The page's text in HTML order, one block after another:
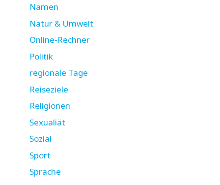
Namen
Natur & Umwelt
Online-Rechner
Politik
regionale Tage
Reiseziele
Religionen
Sexualiät
Sozial
Sport
Sprache